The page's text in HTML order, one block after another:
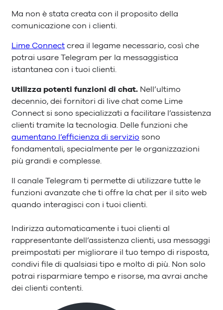
Ma non è stata creata con il proposito della
comunicazione con i clienti.
Lime Connectcrea il legame necessario, così che
potrai usare Telegram per la messaggistica
istantanea con i tuoi clienti.
Utilizza potenti funzioni di chat. Nell’ultimo
decennio, dei fornitori di live chat come Lime
Connect si sono specializzati a facilitare l’assistenza
clienti tramite la tecnologia. Delle funzioni che
aumentano l’efficienza di servizio sono
fondamentali, specialmente per le organizzazioni
più grandi e complesse.
Il canale Telegram ti permette di utilizzare tutte le
funzioni avanzate che ti offre la chat per il sito web
quando interagisci con i tuoi clienti.
Indirizza automaticamente i tuoi clienti al
rappresentante dell’assistenza clienti, usa messaggi
preimpostati per migliorare il tuo tempo di risposta,
condivi file di qualsiasi tipo e molto di più. Non solo
potrai risparmiare tempo e risorse, ma avrai anche
dei clienti contenti.